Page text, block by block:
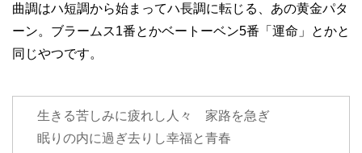
曲調はハ短調から始まってハ長調に転じる、あの黄金パタ
ーン。ブラームス1番とかベートーベン5番「運命」とかと
同じやつです。
生きる苦しみに疲れし人々 家路を急ぎ
眠りの内に過ぎ去りし幸福と青春